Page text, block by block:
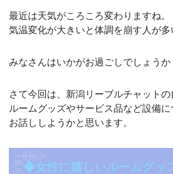
最近は天気がころころ変わりますね。
気温変化が大きいと体調を崩す人が多
みなさんはいかがお過ごしでしょうか
さて今回は、新潟リーブルチャット
ルームグッズやサービス品など設備に
お話ししようかと思います。
◆女性に嬉しいルームグッ